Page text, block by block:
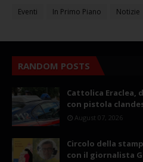
Eventi In Primo Piano Notizie
RANDOM POSTS
Cattolica Eraclea,
con pistola
August 07, 2026
Circolo della
con il giornalista